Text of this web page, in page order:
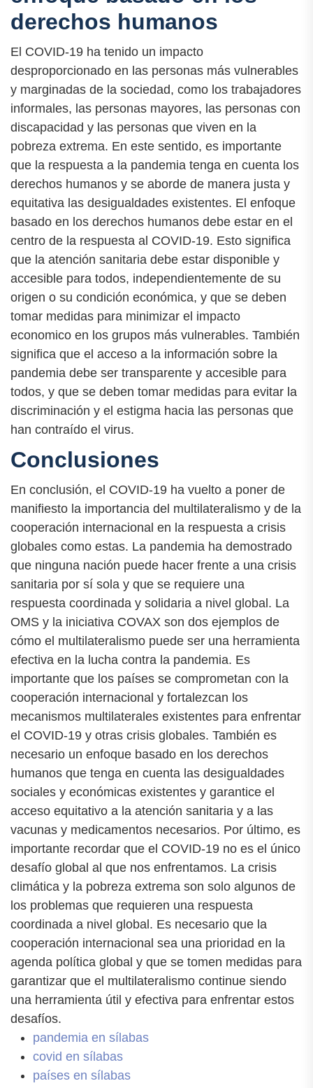
derechos humanos
El COVID-19 ha tenido un impacto
desproporcionado en las personas más vulnerables
y marginadas de la sociedad, como los trabajadores
informales, las personas mayores, las personas con
discapacidad y las personas que viven en la
pobreza extrema. En este sentido, es importante
que la respuesta a la pandemia tenga en cuenta los
derechos humanos y se aborde de manera justa y
equitativa las desigualdades existentes. El enfoque
basado en los derechos humanos debe estar en el
centro de la respuesta al COVID-19. Esto significa
que la atención sanitaria debe estar disponible y
accesible para todos, independientemente de su
origen o su condición económica, y que se deben
tomar medidas para minimizar el impacto
economico en los grupos más vulnerables. También
significa que el acceso a la información sobre la
pandemia debe ser transparente y accesible para
todos, y que se deben tomar medidas para evitar la
discriminación y el estigma hacia las personas que
han contraído el virus.
Conclusiones
En conclusión, el COVID-19 ha vuelto a poner de
manifiesto la importancia del multilateralismo y de la
cooperación internacional en la respuesta a crisis
globales como estas. La pandemia ha demostrado
que ninguna nación puede hacer frente a una crisis
sanitaria por sí sola y que se requiere una
respuesta coordinada y solidaria a nivel global. La
OMS y la iniciativa COVAX son dos ejemplos de
cómo el multilateralismo puede ser una herramienta
efectiva en la lucha contra la pandemia. Es
importante que los países se comprometan con la
cooperación internacional y fortalezcan los
mecanismos multilaterales existentes para enfrentar
el COVID-19 y otras crisis globales. También es
necesario un enfoque basado en los derechos
humanos que tenga en cuenta las desigualdades
sociales y económicas existentes y garantice el
acceso equitativo a la atención sanitaria y a las
vacunas y medicamentos necesarios. Por último, es
importante recordar que el COVID-19 no es el único
desafío global al que nos enfrentamos. La crisis
climática y la pobreza extrema son solo algunos de
los problemas que requieren una respuesta
coordinada a nivel global. Es necesario que la
cooperación internacional sea una prioridad en la
agenda política global y que se tomen medidas para
garantizar que el multilateralismo continue siendo
una herramienta útil y efectiva para enfrentar estos
desafíos.
pandemia en sílabas
covid en sílabas
países en sílabas